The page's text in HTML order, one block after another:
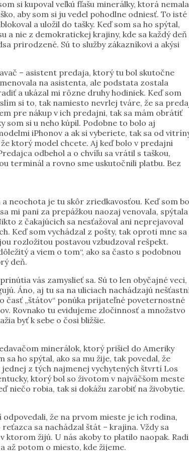
si kupoval veľkú fľašu minerálky, ktorá nemala
aby som si ju vedel pohodlne odniesť. To isté
a uložil do tašky. Keď som sa ho spýtal,
a nie z demokratickej krajiny, kde sa každý deň
prirodzené. Sú to služby zákazníkovi a akýsi
– asistent predaja, ktorý tu bol skutočne
na asistenta, ale podstata zostala
a ukázal mi rôzne druhy hodiniek. Keď som
si to, tak namiesto nevrlej tváre, že sa
pre nákup v ich predajni, tak sa mám obrátiť
som si u neho kúpil. Podobne to bolo aj
iPhonov a ak si vyberiete, tak sa od
ktorý model chcete. Aj keď bolo v predajni
odbehol a o chvíľu sa vrátil s taškou,
terminál a rovno sme uskutočnili platbu. Bez
neochota je tu skôr zriedkavosťou. Keď som
mi pani za prepážkou naozaj venovala, spýtala
z čakajúcich sa nesťažoval ani neprejavoval
Keď som vychádzal z pošty, tak oproti mne sa
rozložitou postavou vzbudzoval rešpekt.
a viem o tom“, ako sa často s podobnou
deň.
vás zamyslieť sa. Sú to len obyčajné veci,
Áno, aj tu sa na uliciach nachádzajú
časť „štátov“ ponúka prijateľné poveternostné
Rovnako tu evidujeme zločinnosť a množstvo
byť k sebe o čosi bližšie.
minerálok, ktorý prišiel do Ameriky
ho spýtal, ako sa mu žije, tak povedal, že
jednej z tých najmenej vychytených štvrtí Los
ktorý bol so životom v najväčšom meste
niečo robia, tak si dokážu zarobiť na živobytie.
že na prvom mieste je ich rodina,
sa nachádzal štát – krajina. Vždy sa
ktorom žijú. U nás akoby to platilo naopak. Radi
až potom o miesto, kde žijeme.